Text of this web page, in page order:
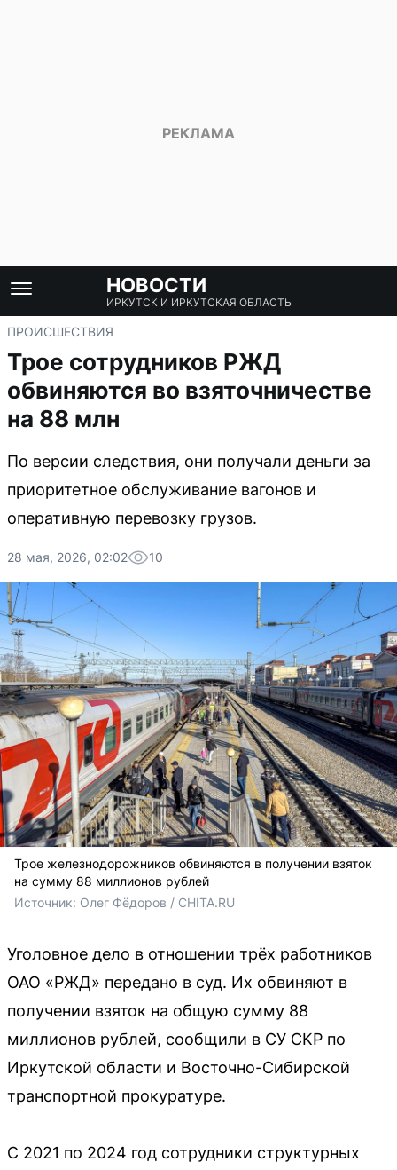
НОВОСТИ
ИРКУТСК И ИРКУТСКАЯ ОБЛАСТЬ
ПРОИСШЕСТВИЯ
Трое сотрудников РЖД
обвиняются во взяточничестве
на 88 млн
По версии следствия, они получали деньги за
приоритетное обслуживание вагонов и
оперативную перевозку грузов.
28 мая, 2026, 02:02 10
Трое железнодорожников обвиняются в получении взяток
на сумму 88 миллионов рублей
Источник: Олег Фёдоров / CHITA.RU
Уголовное дело в отношении трёх работников
ОАО «РЖД» передано в суд. Их обвиняют в
получении взяток на общую сумму 88
миллионов рублей, сообщили в СУ СКР по
Иркутской области и Восточно-Сибирской
транспортной прокуратуре.
С 2021 по 2024 год сотрудники структурных